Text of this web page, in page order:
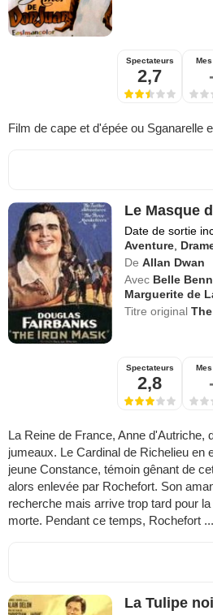
Spectateurs
2,7
Film de cape et d'épée ou Sganarelle
Le Masque
Date de sortie
Aventure
De Allan Dwan
Avec Belle
Marguerite de
Titre original
Spectateurs
2,8
La Reine de France, Anne d'Autriche,
jumeaux. Le Cardinal de Richelieu en
jeune Constance, témoin gênant de
alors enlevée par Rochefort. Son
recherche mais arrive trop tard pour
morte. Pendant ce temps, Rochefort ...
La Tulipe